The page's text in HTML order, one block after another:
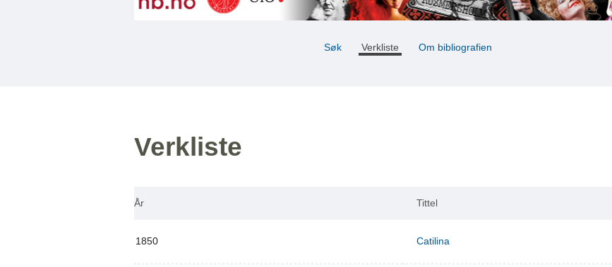
Søk Verkliste Om bibliografien
Verkliste
År Tittel
1850 Catilina